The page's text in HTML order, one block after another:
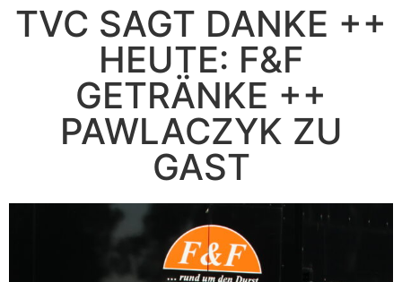
Handballabteilung
Termine
TVC SAGT DANKE ++
HEUTE: F&F
GETRÄNKE ++
PAWLACZYK ZU
GAST